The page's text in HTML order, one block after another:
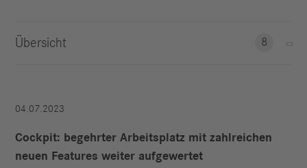
Übersicht 8
04.07.2023
Cockpit: begehrter Arbeitsplatz mit zahlreichen
neuen Features weiter aufgewertet